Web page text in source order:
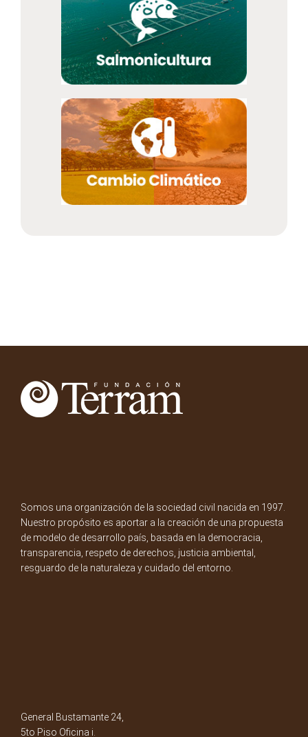
Somos una organización de la sociedad civil nacida en 1997.
Nuestro propósito es aportar a la creación de una propuesta
de modelo de desarrollo país, basada en la democracia,
transparencia, respeto de derechos, justicia ambiental,
resguardo de la naturaleza y cuidado del entorno.
General Bustamante 24,
5to Piso Oficina i.